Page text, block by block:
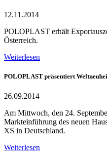
12.11.2014
POLOPLAST erhält
Österreich.
Weiterlesen
POLOPLAST präsentiert
26.09.2014
Am Mittwoch, den 24.
Markteinführung des neuen
XS in Deutschland.
Weiterlesen